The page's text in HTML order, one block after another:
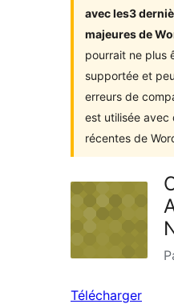
avec les3
majeures de
pourrait ne plus
supportée et
erreurs de
est utilisée avec
récentes de
Télécharger